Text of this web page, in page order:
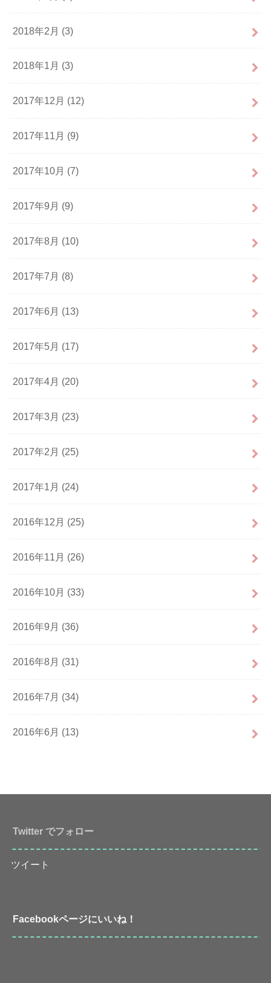
2018年2月 (3)
2018年1月 (3)
2017年12月 (12)
2017年11月 (9)
2017年10月 (7)
2017年9月 (9)
2017年8月 (10)
2017年7月 (8)
2017年6月 (13)
2017年5月 (17)
2017年4月 (20)
2017年3月 (23)
2017年2月 (25)
2017年1月 (24)
2016年12月 (25)
2016年11月 (26)
2016年10月 (33)
2016年9月 (36)
2016年8月 (31)
2016年7月 (34)
2016年6月 (13)
Twitter でフォロー
ツイート
Facebookページにいいね！